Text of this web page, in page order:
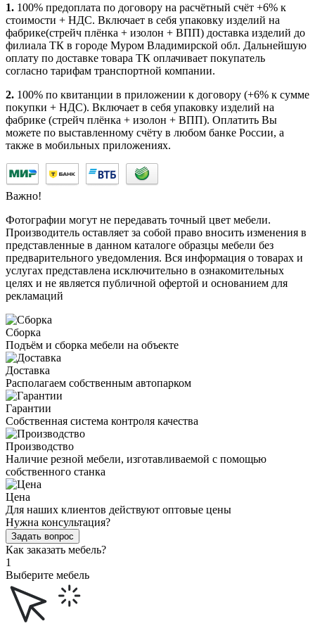
1. 100% предоплата по договору на расчётный счёт +6% к
стоимости + НДС. Включает в себя упаковку изделий на
фабрике(стрейч плёнка + изолон + ВПП) доставка изделий до
филиала ТК в городе Муром Владимирской обл. Дальнейшую
оплату по доставке товара ТК оплачивает покупатель
согласно тарифам транспортной компании.
2. 100% по квитанции в приложении к договору (+6% к сумме
покупки + НДС). Включает в себя упаковку изделий на
фабрике (стрейч плёнка + изолон + ВПП). Оплатить Вы
можете по выставленному счёту в любом банке России, а
также в мобильных приложениях.
Важно!
Фотографии могут не передавать точный цвет мебели.
Производитель оставляет за собой право вносить изменения в
представленные в данном каталоге образцы мебели без
предварительного уведомления. Вся информация о товарах и
услугах представлена исключительно в ознакомительных
целях и не является публичной офертой и основанием для
рекламаций
Сборка
Подъём и сборка мебели на объекте
Доставка
Располагаем собственным автопарком
Гарантии
Собственная система контроля качества
Производство
Наличие резной мебели, изготавливаемой с помощью
собственного станка
Цена
Для наших клиентов действуют оптовые цены
Нужна консультация?
Задать вопрос
Как заказать мебель?
1
Выберите мебель